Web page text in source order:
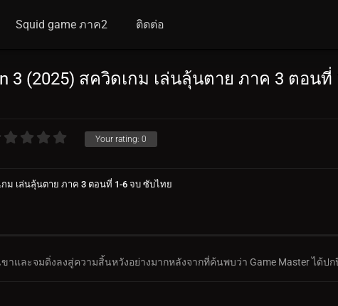
Squid game ภาค2 ติดต่อ
3 (2025) สควิดเกม เล่นลุ้นตาย ภาค 3 ตอนที่
Your rating: 0
กม เล่นลุ้นตาย ภาค 3 ตอนที่ 1-6 จบ ซับไทย
าและจมดิ่งลงสู่ความสิ้นหวังอย่างมากหลังจากที่ค้นพบว่า Game Master ได้